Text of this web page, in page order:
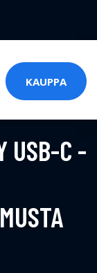
KAUPPA
USB-C -